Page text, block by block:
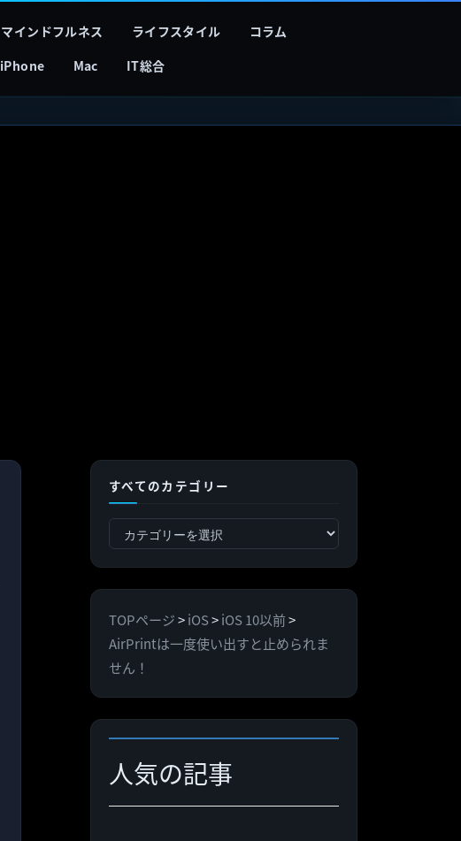
マインドフルネス ライフスタイル
コラム
iPhone Mac IT総合
すべてのカテゴリー
べ
カ
テ
ゴ
リ
ー
TOPページ>iOS>iOS 10以前>
AirPrintは一度使い出すと止められま
せん！
人気の記事